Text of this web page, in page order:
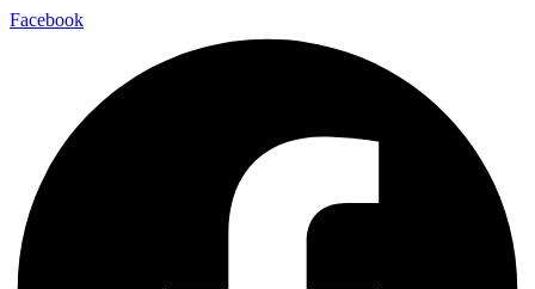
Facebook